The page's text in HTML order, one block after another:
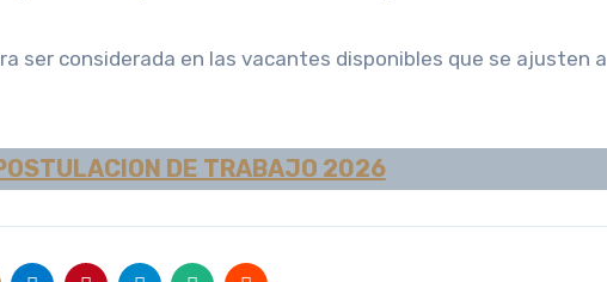
ser considerada en las vacantes disponibles que se ajusten a
DE TRABAJO 2026